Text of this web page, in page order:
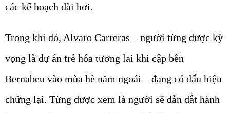
các kế hoạch dài hơi.
Trong khi đó, Alvaro Carreras – người từng được kỳ
vọng là dự án trẻ hóa tương lai khi cập bến
Bernabeu vào mùa hè năm ngoái – đang có dấu hiệu
chững lại. Từng được xem là người sẽ dẫn dắt hành